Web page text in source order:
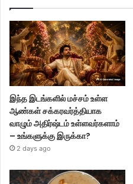
இந்த இடங்களில் மச்சம் உள்ள
ஆண்கள் சக்கரவர்த்தியாக
வாழும் அதிர்ஷ்டம் உள்ளவர்களாம்
– உங்களுக்கு இருக்கா?
2 days ago